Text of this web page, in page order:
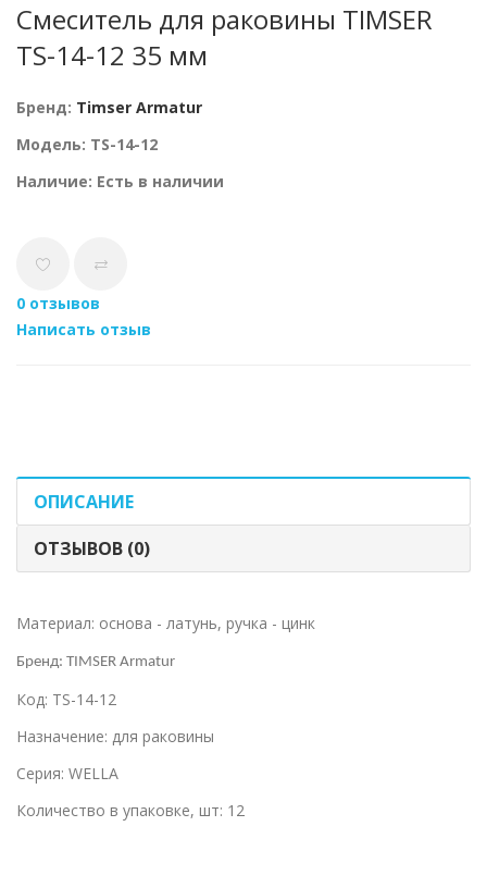
Смеситель для раковины TIMSER
TS-14-12 35 мм
Бренд: Timser Armatur
Модель: TS-14-12
Наличие: Есть в наличии
0 отзывов
Написать отзыв
ОПИСАНИЕ
ОТЗЫВОВ (0)
Материал: основа - латунь, ручка - цинк
Бренд: TIMSER Armatur
Код: TS-14-12
Назначение: для раковины
Серия: WELLA
Количество в упаковке, шт: 12